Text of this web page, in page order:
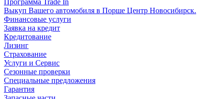
Программа Trade In
Выкуп Вашего автомобиля в Порше Центр Новосибирск.
Финансовые услуги
Заявка на кредит
Кредитование
Лизинг
Страхование
Услуги и Сервис
Сезонные проверки
Специальные предложения
Гарантия